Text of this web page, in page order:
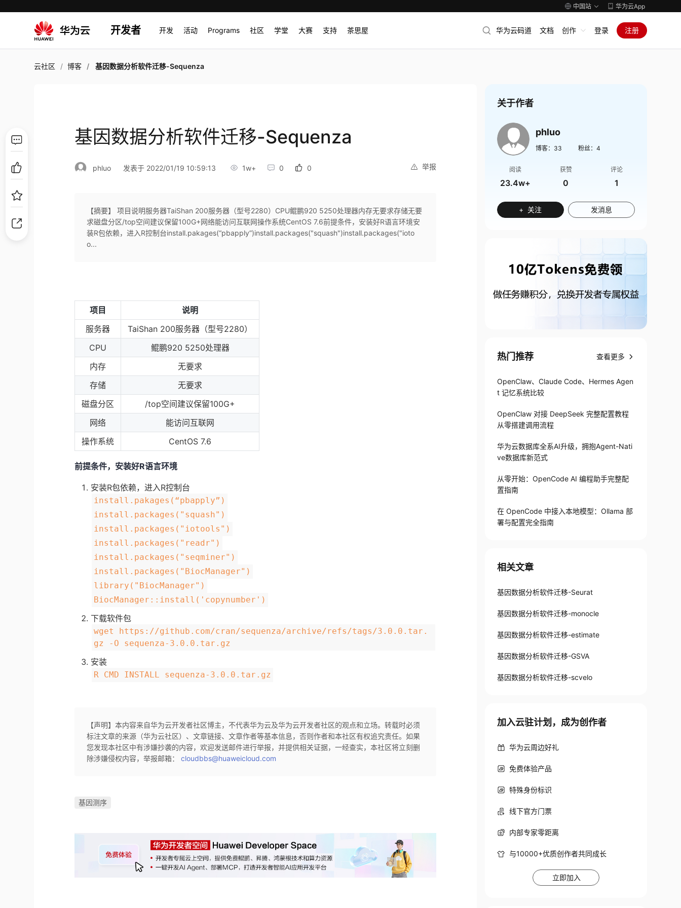
中国站 华为云App
开发者 开发 活动 Programs 社区 学堂 大赛 支持 茶思屋 华为云码道 文档 创作 登录 注册
云社区 博客 基因数据分析软件迁移-Sequenza
基因数据分析软件迁移-Sequenza
举报
phluo 发表于 2022/01/19 10:59:13 1w+ 0 0
【摘要】 项目说明服务器TaiShan 200服务器（型号2280）CPU鲲鹏920 5250处理器内存无要求存储无要
求磁盘分区/top空间建议保留100G+网络能访问互联网操作系统CentOS 7.6前提条件，安装好R语言环境安
装R包依赖，进入R控制台install.pakages(“pbapply”)install.packages("squash")install.packages("ioto
o...
项目
说明
服务器
TaiShan 200服务器（型号2280）
CPU
鲲鹏920 5250处理器
内存
无要求
存储
无要求
磁盘分区
/top空间建议保留100G+
网络
能访问互联网
操作系统
CentOS 7.6
前提条件，安装好R语言环境
安装R包依赖，进入R控制台
install.pakages(“pbapply”)
install.packages("squash")
install.packages("iotools")
install.packages("readr")
install.packages("seqminer")
install.packages("BiocManager")
library("BiocManager")
BiocManager::install('copynumber')
下载软件包
wget https://github.com/cran/sequenza/archive/refs/tags/3.0.0.tar.
gz -O sequenza-3.0.0.tar.gz
安装
R CMD INSTALL sequenza-3.0.0.tar.gz
【声明】本内容来自华为云开发者社区博主，不代表华为云及华为云开发者社区的观点和立场。转载时必须
标注文章的来源（华为云社区）、文章链接、文章作者等基本信息，否则作者和本社区有权追究责任。如果
您发现本社区中有涉嫌抄袭的内容，欢迎发送邮件进行举报，并提供相关证据，一经查实，本社区将立刻删
除涉嫌侵权内容，举报邮箱：cloudbbs@huaweicloud.com
基因测序
关于作者
phluo
博客： 33 粉丝： 4
阅读
23.4w+
获赞
0
评论
1
+ 关注 发消息
热门推荐 查看更多
OpenClaw、Claude Code、Hermes Agen
t 记忆系统比较
OpenClaw 对接 DeepSeek 完整配置教程
从零搭建调用流程
华为云数据库全系AI升级，拥抱Agent-Nati
ve数据库新范式
从零开始：OpenCode AI 编程助手完整配
置指南
在 OpenCode 中接入本地模型：Ollama 部
署与配置完全指南
相关文章
基因数据分析软件迁移-Seurat
基因数据分析软件迁移-monocle
基因数据分析软件迁移-estimate
基因数据分析软件迁移-GSVA
基因数据分析软件迁移-scvelo
加入云驻计划，成为创作者
华为云周边好礼
免费体验产品
特殊身份标识
线下官方门票
内部专家零距离
与10000+优质创作者共同成长
立即加入